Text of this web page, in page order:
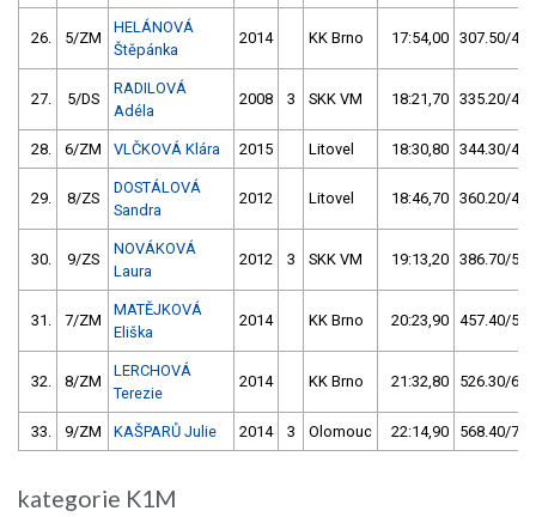
26. 5/ZM
HELÁNOVÁ
Štěpánka
2014 KK Brno 17:54,00 307.50/
27. 5/DS
RADILOVÁ
Adéla
2008 3 SKK VM 18:21,70 335.20/
28. 6/ZM VLČKOVÁ Klára 2015 Litovel 18:30,80 344.30/
29. 8/ZS
DOSTÁLOVÁ
Sandra
2012 Litovel 18:46,70 360.20/
30. 9/ZS
NOVÁKOVÁ
Laura
2012 3 SKK VM 19:13,20 386.70/
31. 7/ZM
MATĚJKOVÁ
Eliška
2014 KK Brno 20:23,90 457.40/
32. 8/ZM
LERCHOVÁ
Terezie
2014 KK Brno 21:32,80 526.30/
33. 9/ZM KAŠPARŮ Julie 2014 3 Olomouc 22:14,90 568.40/
kategorie K1M